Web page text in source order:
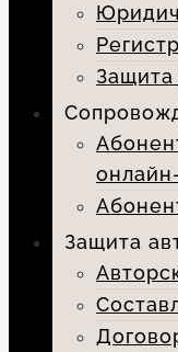
Защита
Защита